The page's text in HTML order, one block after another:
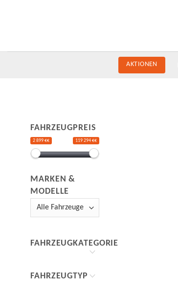
AKTIONEN
FAHRZEUGPREIS
2 899 €€ 119 294 €€
MARKEN &
MODELLE
FAHRZEUGKATEGORIE
FAHRZEUGTYP